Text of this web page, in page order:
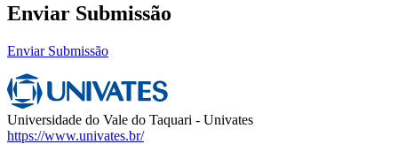
Enviar Submissão
Enviar Submissão
Universidade do Vale do Taquari - Univates
https://www.univates.br/